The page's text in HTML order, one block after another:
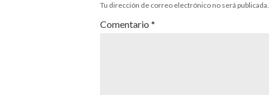
Tu dirección de correo electrónico no será publicada.
Comentario *